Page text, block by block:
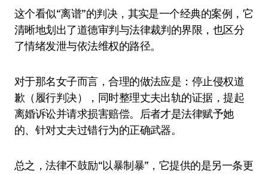
这个看似“离谱”的判决，其实是一个经典的案例，它
清晰地划出了道德审判与法律裁判的界限，也区分
了情绪发泄与依法维权的路径。
对于那名女子而言，合理的做法应是：停止侵权道
歉（履行判决），同时整理丈夫出轨的证据，提起
离婚诉讼并请求损害赔偿。后者才是法律赋予她
的、针对丈夫过错行为的正确武器。
总之，法律不鼓励“以暴制暴”，它提供的是另一条更